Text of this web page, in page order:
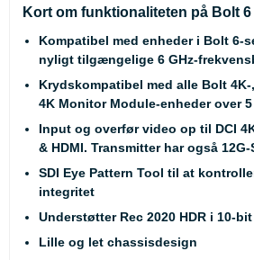
Kort om funktionaliteten på Bolt 6
Kompatibel med enheder i Bolt 6-
nyligt tilgængelige 6 GHz-
Krydskompatibel med alle Bolt
4K Monitor Module-enheder over
Input og overfør video op til DCI
& HDMI. Transmitter har også
SDI Eye Pattern Tool til at
integritet
Understøtter Rec 2020 HDR i 10-
Lille og let chassisdesign